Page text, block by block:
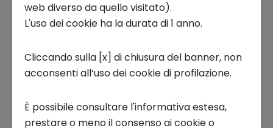
Startup Development
Business Transformation
Ecosystem enabling
Ecosistemi startup Eventi
Acceleratore dedicato alle
web diverso da quello visitato).
L'uso dei cookie ha la durata di 1 anno.
Cliccando sulla [x] di chiusura del banner, non
acconsenti all’uso dei cookie di profilazione.
È possibile consultare l'informativa estesa,
prestare o meno il consenso ai cookie o